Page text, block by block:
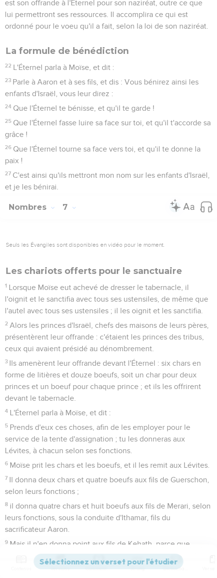
est son offrande à l'Éternel pour son naziréat, outre ce que
lui permettront ses ressources. Il accomplira ce qui est
ordonné pour le voeu qu'il a fait, selon la loi de son naziréat.
La formule de bénédiction
22 L'Éternel parla à Moïse, et dit :
23 Parle à Aaron et à ses fils, et dis : Vous bénirez ainsi les
enfants d'Israël, vous leur direz :
24 Que l'Éternel te bénisse, et qu'il te garde !
25 Que l'Éternel fasse luire sa face sur toi, et qu'il t'accorde sa
grâce !
26 Que l'Éternel tourne sa face vers toi, et qu'il te donne la
paix !
27 C'est ainsi qu'ils mettront mon nom sur les enfants d'Israël,
et je les bénirai.
Nombres 7
Seuls les Évangiles sont disponibles en vidéo pour le moment.
Les chariots offerts pour le sanctuaire
1 Lorsque Moïse eut achevé de dresser le tabernacle, il
l'oignit et le sanctifia avec tous ses ustensiles, de même que
l'autel avec tous ses ustensiles ; il les oignit et les sanctifia.
2 Alors les princes d'Israël, chefs des maisons de leurs pères,
présentèrent leur offrande : c'étaient les princes des tribus,
ceux qui avaient présidé au dénombrement.
3 Ils amenèrent leur offrande devant l'Éternel : six chars en
forme de litières et douze boeufs, soit un char pour deux
princes et un boeuf pour chaque prince ; et ils les offrirent
devant le tabernacle.
4 L'Éternel parla à Moïse, et dit :
5 Prends d'eux ces choses, afin de les employer pour le
service de la tente d'assignation ; tu les donneras aux
Lévites, à chacun selon ses fonctions.
6 Moïse prit les chars et les boeufs, et il les remit aux Lévites.
7 Il donna deux chars et quatre boeufs aux fils de Guerschon,
selon leurs fonctions ;
8 il donna quatre chars et huit boeufs aux fils de Merari, selon
leurs fonctions, sous la conduite d'Ithamar, fils du
sacrificateur Aaron.
9 Mais il n'en donna point aux fils de Kehath, parce que,
selon leurs fonctions, ils devaient porter les choses saintes
sur les épaules.Versions Commentaires Strong